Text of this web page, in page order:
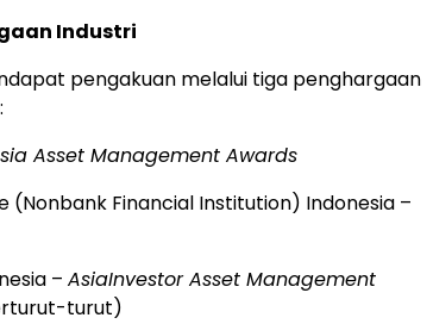
Industri
pengakuan melalui tiga penghargaan
Asset Management Awards
(Nonbank Financial Institution) Indonesia –
– AsiaInvestor Asset Management
turut)